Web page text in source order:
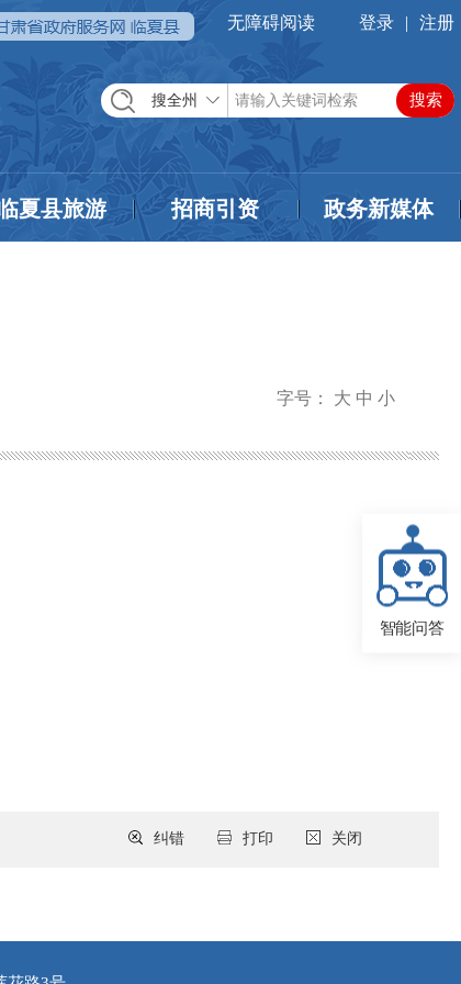
无障碍阅读 登录 | 注册
搜全州
夏县旅游 招商引资 政务新媒体
字号： 大 中 小
关闭
打印
纠错
智能问答